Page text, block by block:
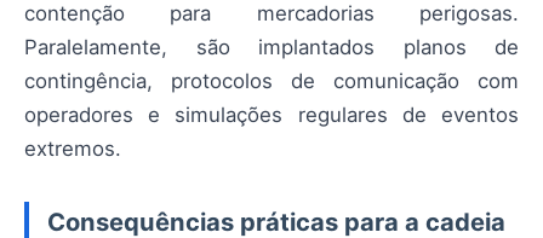
contenção para mercadorias perigosas.
Paralelamente, são implantados planos de
contingência, protocolos de comunicação com
operadores e simulações regulares de eventos
extremos.
Consequências práticas para a cadeia